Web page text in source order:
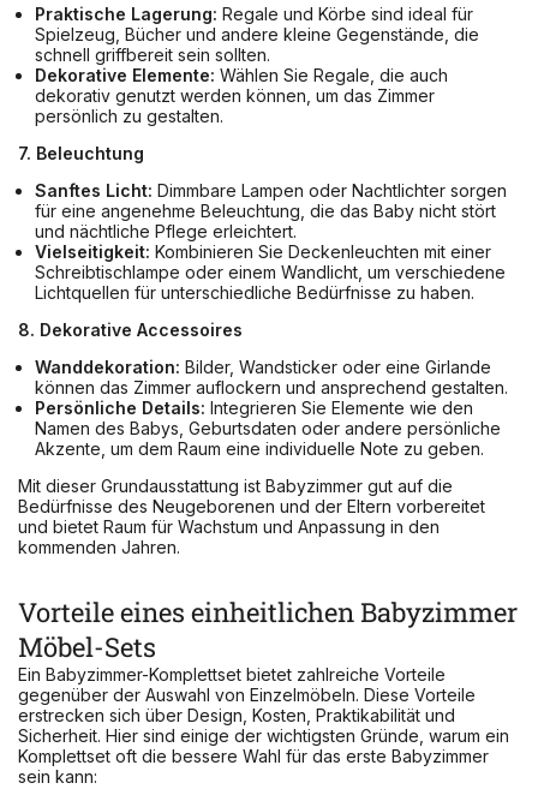
Praktische Lagerung: Regale und Körbe sind ideal für
Spielzeug, Bücher und andere kleine Gegenstände, die
schnell griffbereit sein sollten.
Dekorative Elemente: Wählen Sie Regale, die auch
dekorativ genutzt werden können, um das Zimmer
persönlich zu gestalten.
7. Beleuchtung
Sanftes Licht: Dimmbare Lampen oder Nachtlichter sorgen
für eine angenehme Beleuchtung, die das Baby nicht stört
und nächtliche Pflege erleichtert.
Vielseitigkeit: Kombinieren Sie Deckenleuchten mit einer
Schreibtischlampe oder einem Wandlicht, um verschiedene
Lichtquellen für unterschiedliche Bedürfnisse zu haben.
8. Dekorative Accessoires
Wanddekoration: Bilder, Wandsticker oder eine Girlande
können das Zimmer auflockern und ansprechend gestalten.
Persönliche Details: Integrieren Sie Elemente wie den
Namen des Babys, Geburtsdaten oder andere persönliche
Akzente, um dem Raum eine individuelle Note zu geben.
Mit dieser Grundausstattung ist Babyzimmer gut auf die
Bedürfnisse des Neugeborenen und der Eltern vorbereitet
und bietet Raum für Wachstum und Anpassung in den
kommenden Jahren.
Vorteile eines einheitlichen Babyzimmer
Möbel-Sets
Ein Babyzimmer-Komplettset bietet zahlreiche Vorteile
gegenüber der Auswahl von Einzelmöbeln. Diese Vorteile
erstrecken sich über Design, Kosten, Praktikabilität und
Sicherheit. Hier sind einige der wichtigsten Gründe, warum ein
Komplettset oft die bessere Wahl für das erste Babyzimmer
sein kann: